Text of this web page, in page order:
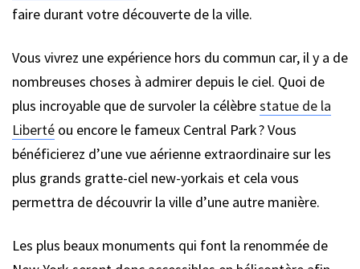
faire durant votre découverte de la ville.
Vous vivrez une expérience hors du commun car, il y a de
nombreuses choses à admirer depuis le ciel. Quoi de
plus incroyable que de survoler la célèbrestatue de la
Liberté ou encore le fameux Central Park ? Vous
bénéficierez d’une vue aérienne extraordinaire sur les
plus grands gratte-ciel new-yorkais et cela vous
permettra de découvrir la ville d’une autre manière.
Les plus beaux monuments qui font la renommée de